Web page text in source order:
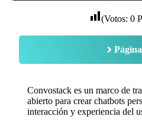
(Votos: 0
Convostack es un marco de
abierto para crear chatbots
interacción y experiencia del